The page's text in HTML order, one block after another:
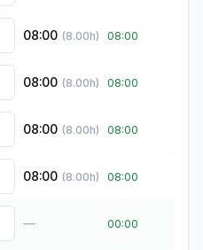
08:00 (8.00h) 08:00
08:00 (8.00h) 08:00
08:00 (8.00h) 08:00
08:00 (8.00h) 08:00
— 00:00